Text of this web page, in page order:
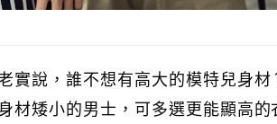
實說，誰不想有高大的模特兒身材
材矮小的男士，可多選更能顯高的